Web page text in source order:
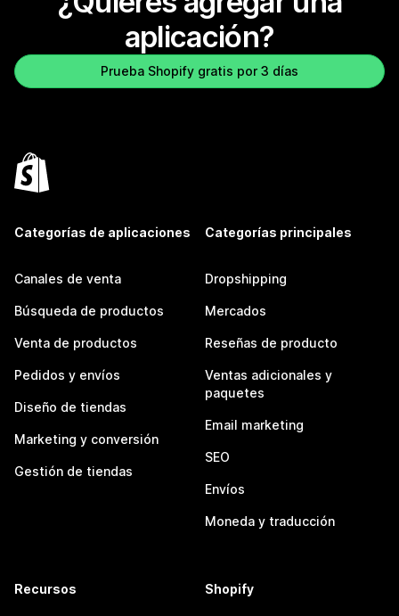
aplicación?
Prueba Shopify gratis por 3 días
Categorías de aplicaciones
Canales de venta
Búsqueda de productos
Venta de productos
Pedidos y envíos
Diseño de tiendas
Marketing y conversión
Gestión de tiendas
Categorías principales
Dropshipping
Mercados
Reseñas de producto
Ventas adicionales y
paquetes
Email marketing
SEO
Envíos
Moneda y traducción
Recursos Shopify